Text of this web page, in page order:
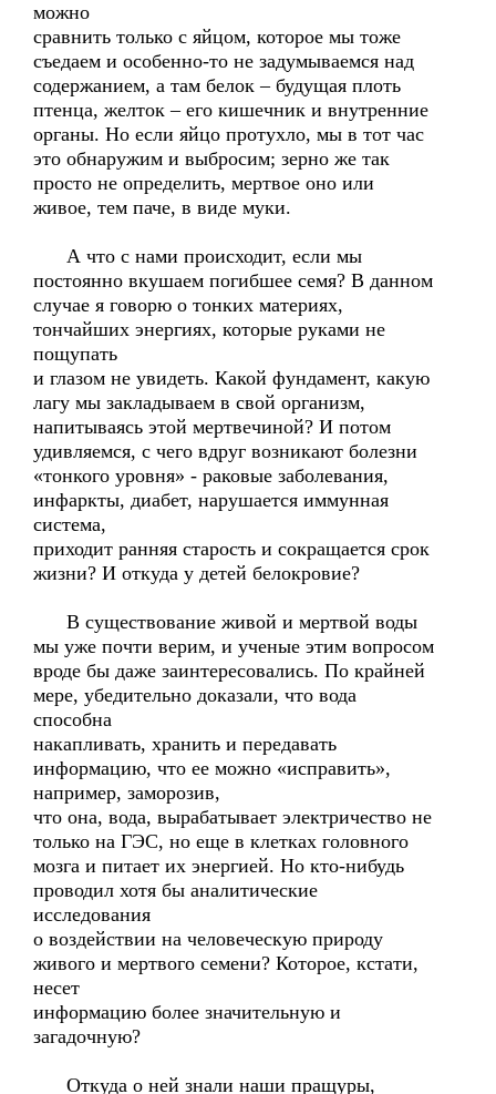
можно
сравнить только с яйцом, которое мы тоже
съедаем и особенно-то не задумываемся над
содержанием, а там белок – будущая плоть
птенца, желток – его кишечник и внутренние
органы. Но если яйцо протухло, мы в тот час
это обнаружим и выбросим; зерно же так
просто не определить, мертвое оно или
живое, тем паче, в виде муки.
А что с нами происходит, если мы
постоянно вкушаем погибшее семя? В данном
случае я говорю о тонких материях,
тончайших энергиях, которые руками не
пощупать
и глазом не увидеть. Какой фундамент, какую
лагу мы закладываем в свой организм,
напитываясь этой мертвечиной? И потом
удивляемся, с чего вдруг возникают болезни
«тонкого уровня» - раковые заболевания,
инфаркты, диабет, нарушается иммунная
система,
приходит ранняя старость и сокращается срок
жизни? И откуда у детей белокровие?
В существование живой и мертвой воды
мы уже почти верим, и ученые этим вопросом
вроде бы даже заинтересовались. По крайней
мере, убедительно доказали, что вода
способна
накапливать, хранить и передавать
информацию, что ее можно «исправить»,
например, заморозив,
что она, вода, вырабатывает электричество не
только на ГЭС, но еще в клетках головного
мозга и питает их энергией. Но кто-нибудь
проводил хотя бы аналитические
исследования
о воздействии на человеческую природу
живого и мертвого семени? Которое, кстати,
несет
информацию более значительную и
загадочную?
Откуда о ней знали наши пращуры,